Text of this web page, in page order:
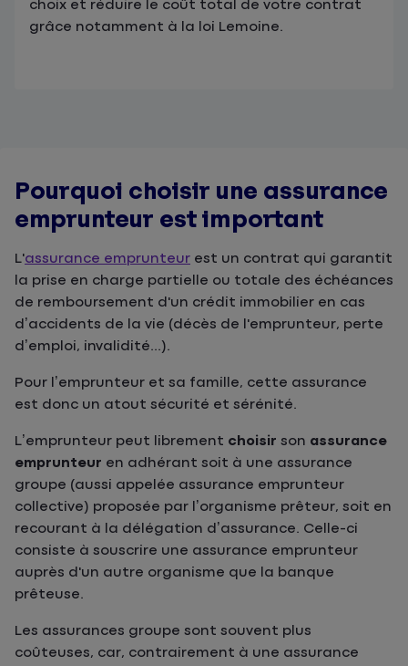
choix et réduire le coût total de votre contrat
grâce notamment à la loi Lemoine.
Pourquoi choisir une assurance
emprunteur est important
L'assurance emprunteur est un contrat qui garantit
la prise en charge partielle ou totale des échéances
de remboursement d'un crédit immobilier en cas
d’accidents de la vie (décès de l'emprunteur, perte
d’emploi, invalidité...).
Pour l’emprunteur et sa famille, cette assurance
est donc un atout sécurité et sérénité.
L’emprunteur peut librement choisir son assurance
emprunteur en adhérant soit à une assurance
groupe (aussi appelée assurance emprunteur
collective) proposée par l’organisme prêteur, soit en
recourant à la délégation d’assurance. Celle-ci
consiste à souscrire une assurance emprunteur
auprès d'un autre organisme que la banque
prêteuse.
Les assurances groupe sont souvent plus
coûteuses, car, contrairement à une assurance